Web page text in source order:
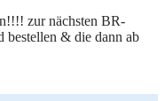
zur nächsten BR-
bestellen & die dann ab